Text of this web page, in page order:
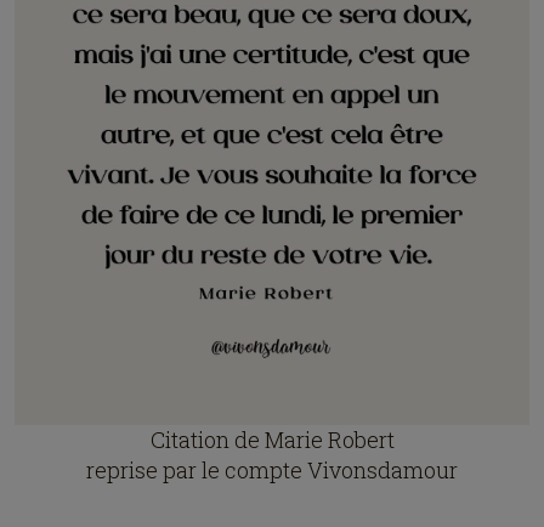
Citation de Marie Robert
reprise par le compte Vivonsdamour